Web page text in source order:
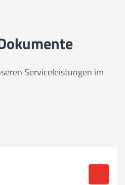
Serviceleistungen im